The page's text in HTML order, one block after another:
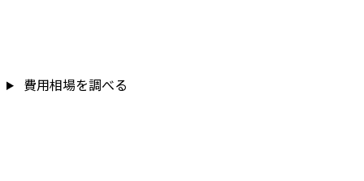
費用相場を調べる